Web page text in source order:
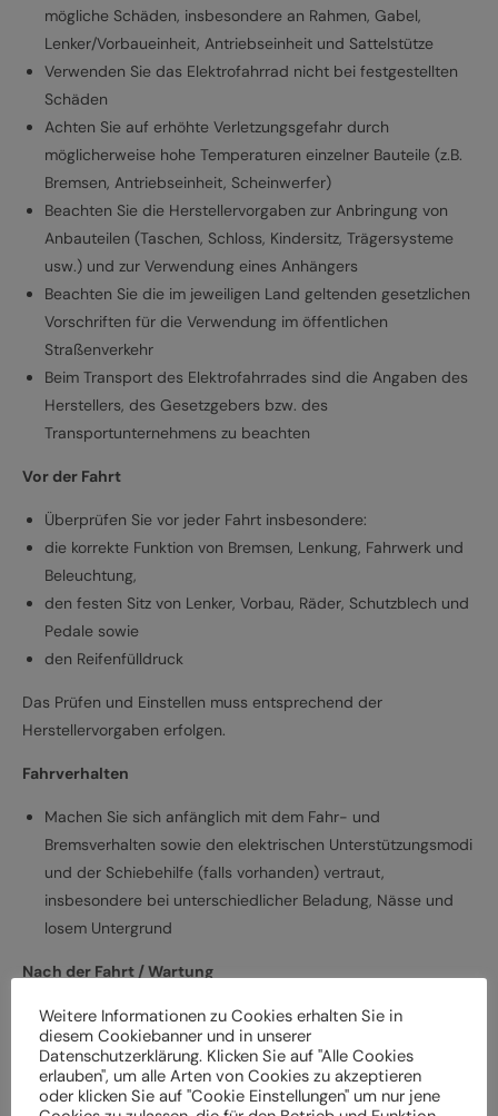
mögliche Schäden, insbesondere an Rahmen, Gabel,
Lenker/Vorbaueinheit, Antriebseinheit und Sattelstütze
Verwenden Sie das Elektrofahrrad nicht bei festgestellten
Schäden
Achten Sie auf erhöhte Verletzungsgefahr durch
möglicherweise hohe Temperaturen einzelner Bauteile (z.B.
Bremsen, Antriebseinheit, Scheinwerfer)
Beachten Sie die Herstellervorgaben zur Anbringung von
Anbauteilen (Taschen, Schloss, Kindersitz, Trägersysteme
usw.) und zur Verwendung eines Anhängers
Beachten Sie die im jeweiligen Land geltenden gesetzlichen
Vorschriften für die Verwendung im öffentlichen
Straßenverkehr
Beim Transport des Elektrofahrrades sind die Angaben des
Herstellers, des Gesetzgebers bzw. des
Transportunternehmens zu beachten
Vor der Fahrt
Überprüfen Sie vor jeder Fahrt insbesondere:
die korrekte Funktion von Bremsen, Lenkung, Fahrwerk und
Beleuchtung,
den festen Sitz von Lenker, Vorbau, Räder, Schutzblech und
Pedale sowie
den Reifenfülldruck
Das Prüfen und Einstellen muss entsprechend der
Herstellervorgaben erfolgen.
Fahrverhalten
Machen Sie sich anfänglich mit dem Fahr- und
Bremsverhalten sowie den elektrischen Unterstützungsmodi
und der Schiebehilfe (falls vorhanden) vertraut,
insbesondere bei unterschiedlicher Beladung, Nässe und
losem Untergrund
Nach der Fahrt / Wartung
Bei Schäden und Funktionsstörungen muss das
Elektrofahrrad vor der weiteren Verwendung durch einen
Fachbetrieb überprüft werden
Lassen Sie das Elektrofahrrad entsprechend den
Weitere Informationen zu Cookies erhalten Sie in
diesem Cookiebanner und in unserer
Datenschutzerklärung. Klicken Sie auf "Alle Cookies
erlauben", um alle Arten von Cookies zu akzeptieren
oder klicken Sie auf "Cookie Einstellungen" um nur jene